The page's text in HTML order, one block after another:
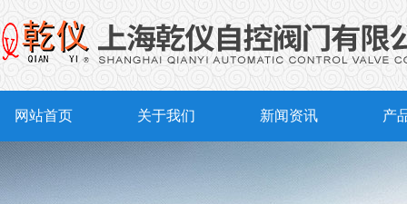
网站首页 关于我们 新闻资讯 产